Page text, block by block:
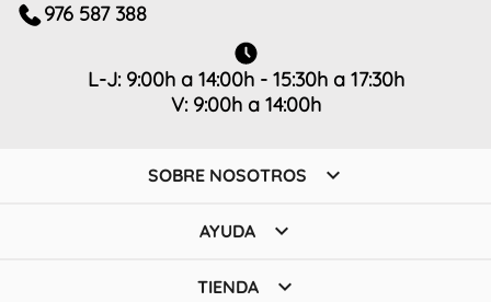
976 587 388
L-J: 9:00h a 14:00h - 15:30h a 17:30h
V: 9:00h a 14:00h
SOBRE NOSOTROS 
AYUDA 
TIENDA 